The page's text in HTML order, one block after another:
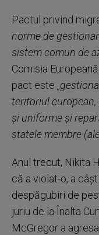
Pactul privind
norme de
sistem comun de
Comisia
pact este „
teritoriul
şi uniforme şi
statele membre (ale
Anul trecut, Nikita
că a violat-o, a
despăgubiri de
juriu de la Înalta
McGregor a